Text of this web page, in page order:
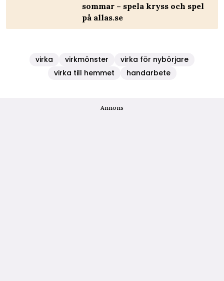
sommar – spela kryss och spel
på allas.se
virka virkmönster
virka för nybörjare
virka till hemmet
handarbete
Annons